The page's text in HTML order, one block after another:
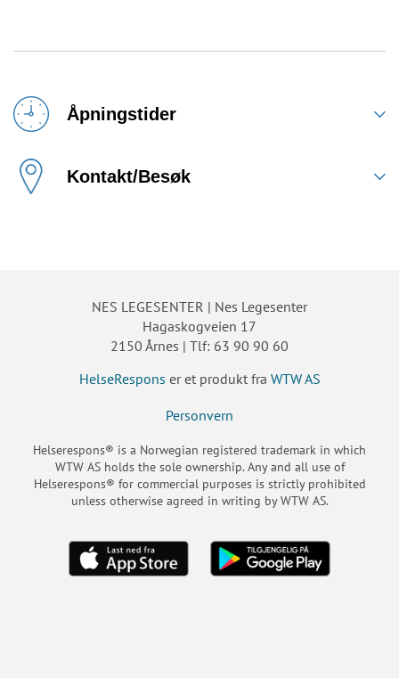
Åpningstider
Kontakt/Besøk
NES LEGESENTER | Nes Legesenter
Hagaskogveien 17
2150 Årnes | Tlf: 63 90 90 60
HelseRespons er et produkt fra WTW AS
Personvern
Helserespons® is a Norwegian registered trademark in which
WTW AS holds the sole ownership. Any and all use of
Helserespons® for commercial purposes is strictly prohibited
unless otherwise agreed in writing by WTW AS.